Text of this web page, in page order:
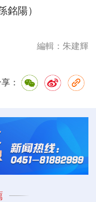
銘陽）
編輯：朱建輝
：